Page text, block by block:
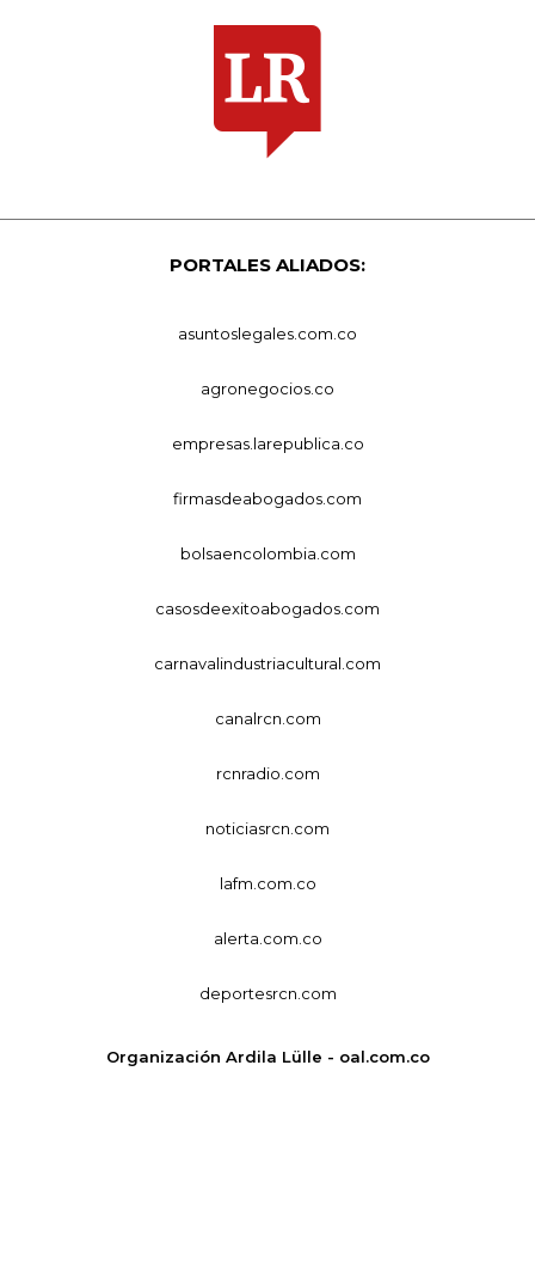
PORTALES ALIADOS:
asuntoslegales.com.co
agronegocios.co
empresas.larepublica.co
firmasdeabogados.com
bolsaencolombia.com
casosdeexitoabogados.com
carnavalindustriacultural.com
canalrcn.com
rcnradio.com
noticiasrcn.com
lafm.com.co
alerta.com.co
deportesrcn.com
Organización Ardila Lülle - oal.com.co